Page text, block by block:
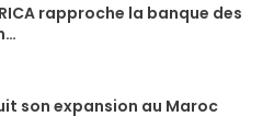
rapproche la banque des
son expansion au Maroc